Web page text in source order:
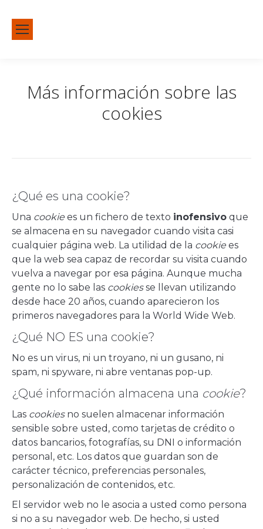
Más información sobre las
cookies
¿Qué es una cookie?
Una cookie es un fichero de texto inofensivo que
se almacena en su navegador cuando visita casi
cualquier página web. La utilidad de la cookie es
que la web sea capaz de recordar su visita cuando
vuelva a navegar por esa página. Aunque mucha
gente no lo sabe las cookiesse llevan utilizando
desde hace 20 años, cuando aparecieron los
primeros navegadores para la World Wide Web.
¿Qué NO ES una cookie?
No es un virus, ni un troyano, ni un gusano, ni
spam, ni spyware, ni abre ventanas pop-up.
¿Qué información almacena una cookie?
Las cookiesno suelen almacenar información
sensible sobre usted, como tarjetas de crédito o
datos bancarios, fotografías, su DNI o información
personal, etc. Los datos que guardan son de
carácter técnico, preferencias personales,
personalización de contenidos, etc.
El servidor web no le asocia a usted como persona
si no a su navegador web. De hecho, si usted